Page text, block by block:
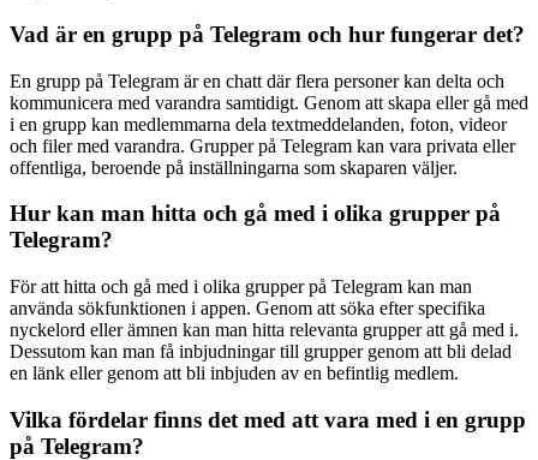
Vad är en grupp på Telegram och hur fungerar det?
En grupp på Telegram är en chatt där flera personer kan delta och
kommunicera med varandra samtidigt. Genom att skapa eller gå med
i en grupp kan medlemmarna dela textmeddelanden, foton, videor
och filer med varandra. Grupper på Telegram kan vara privata eller
offentliga, beroende på inställningarna som skaparen väljer.
Hur kan man hitta och gå med i olika grupper på
Telegram?
För att hitta och gå med i olika grupper på Telegram kan man
använda sökfunktionen i appen. Genom att söka efter specifika
nyckelord eller ämnen kan man hitta relevanta grupper att gå med i.
Dessutom kan man få inbjudningar till grupper genom att bli delad
en länk eller genom att bli inbjuden av en befintlig medlem.
Vilka fördelar finns det med att vara med i en grupp
på Telegram?